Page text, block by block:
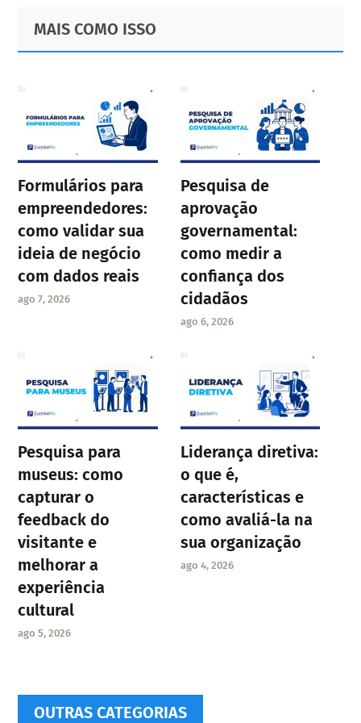
Primary
Sidebar
Footer
MAIS COMO ISSO
Formulários para
empreendedores:
como validar sua
ideia de negócio
com dados reais
ago 7, 2026
Pesquisa de
aprovação
governamental:
como medir a
confiança dos
cidadãos
ago 6, 2026
Pesquisa para
museus: como
capturar o
feedback do
visitante e
melhorar a
experiência
cultural
ago 5, 2026
Liderança diretiva:
o que é,
características e
como avaliá-la na
sua organização
ago 4, 2026
OUTRAS CATEGORIAS